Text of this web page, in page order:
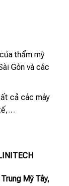
thẩm mỹ
Gòn và các
cả các máy
Mỹ Tây,